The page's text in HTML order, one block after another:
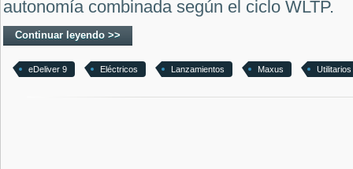
autonomía combinada según el ciclo WLTP.
Continuar leyendo >>
eDeliver 9 Eléctricos Lanzamientos Maxus Utilitarios